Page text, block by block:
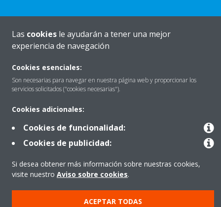
Quiénes somos
Destacados
Contactar con Daikin
Copyright © Daikin
Las cookies le ayudarán a tener una mejor
experiencia de navegación
Cookies esenciales:
Son necesarias para navegar en nuestra página web y proporcionar los
servicios solicitados ("cookies necesarias").
Cookies adicionales:
Cookies de funcionalidad:
Cookies de publicidad:
Si desea obtener más información sobre nuestras cookies,
visite nuestro Aviso sobre cookies.
ACEPTAR TODAS